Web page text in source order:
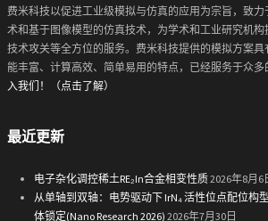
费米科技以促进工业级模拟与仿真的应用为宗旨，致
术和基于图像模型的仿真技术，为学术和工业研究机构
技术攻关等全方位的服务。费米科技提供的模拟方案
能丰富、计算高效、简单易用的特点，已经服务于众多
入我们！（点击了解）
最近更新
电子杂化调控稀土RE₂In合金相变性质2026年8月6
从单轴到双轴：电势驱动下 IrN₄ 活性位点配位构
体锁定(Nano Research 2026) 2026年7月30日